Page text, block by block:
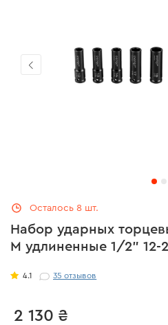
Набор ударных
M удлиненные 1/2" 12-
4.1 35отзывов
2 130 ₴
Осталось 8 шт.